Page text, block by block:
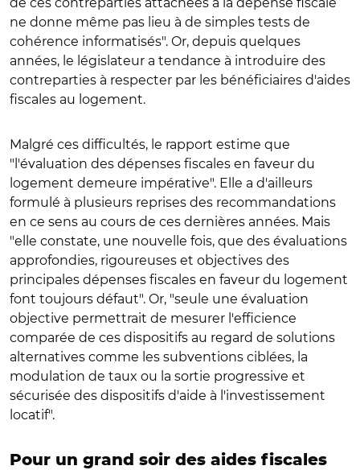
ne donne même pas lieu à de simples tests de
cohérence informatisés". Or, depuis quelques
années, le législateur a tendance à introduire des
contreparties à respecter par les bénéficiaires d'aides
fiscales au logement.
Malgré ces difficultés, le rapport estime que
"l'évaluation des dépenses fiscales en faveur du
logement demeure impérative". Elle a d'ailleurs
formulé à plusieurs reprises des recommandations
en ce sens au cours de ces dernières années. Mais
"elle constate, une nouvelle fois, que des évaluations
approfondies, rigoureuses et objectives des
principales dépenses fiscales en faveur du logement
font toujours défaut". Or, "seule une évaluation
objective permettrait de mesurer l'efficience
comparée de ces dispositifs au regard de solutions
alternatives comme les subventions ciblées, la
modulation de taux ou la sortie progressive et
sécurisée des dispositifs d'aide à l'investissement
locatif".
Pour un grand soir des aides fiscales